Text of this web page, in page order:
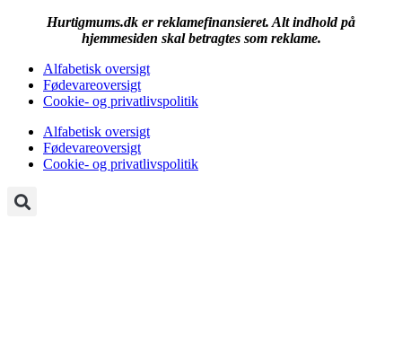
Hurtigmums.dk er reklamefinansieret. Alt indhold på
hjemmesiden skal betragtes som reklame.
Alfabetisk oversigt
Fødevareoversigt
Cookie- og privatlivspolitik
Alfabetisk oversigt
Fødevareoversigt
Cookie- og privatlivspolitik